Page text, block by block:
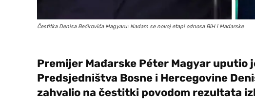
Čestitka Denisa Bećirovića Magyaru: Nadam se novoj etapi odnosa BiH i Mađarske
Premijer Mađarske Péter Magyar uputio
Predsjedništva Bosne i Hercegovine
zahvalio na čestitki povodom rezultata